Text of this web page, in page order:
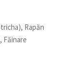
Rapăn
Făinare